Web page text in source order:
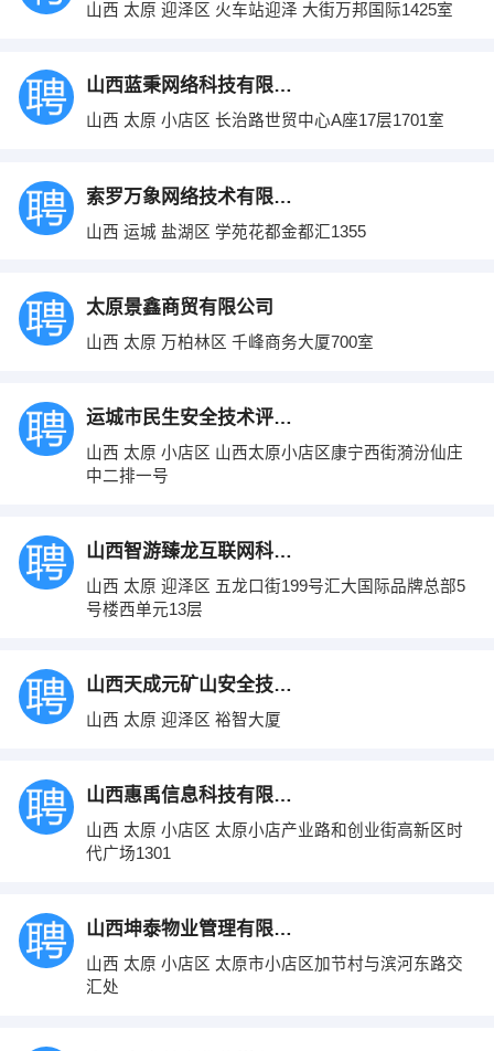
山西 太原 迎泽区 火车站迎泽 大街万邦国际1425室
山西蓝秉网络科技有限公司
山西 太原 小店区 长治路世贸中心A座17层1701室
索罗万象网络技术有限公司
山西 运城 盐湖区 学苑花都金都汇1355
太原景鑫商贸有限公司
山西 太原 万柏林区 千峰商务大厦700室
运城市民生安全技术评价有限公司
山西 太原 小店区 山西太原小店区康宁西街漪汾仙庄
中二排一号
山西智游臻龙互联网科技有限公司
山西 太原 迎泽区 五龙口街199号汇大国际品牌总部5
号楼西单元13层
山西天成元矿山安全技术咨询有限公司
山西 太原 迎泽区 裕智大厦
山西惠禹信息科技有限公司
山西 太原 小店区 太原小店产业路和创业街高新区时
代广场1301
山西坤泰物业管理有限公司
山西 太原 小店区 太原市小店区加节村与滨河东路交
汇处